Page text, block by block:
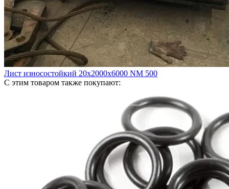
Лист износостойкий 20х2000х6000 NM 500
С этим товаром также покупают: